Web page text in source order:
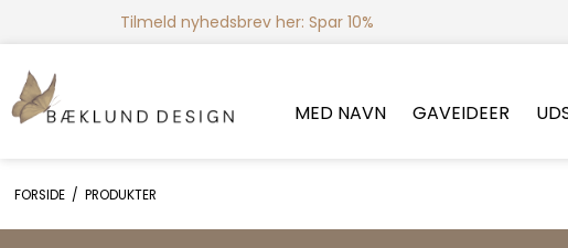
Tilmeld nyhedsbrev her: Spar 10%
MED NAVN GAVEIDEER
FORSIDE / PRODUKTER